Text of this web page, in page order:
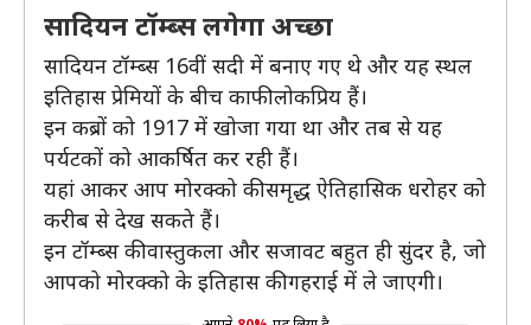
सादियन टॉम्ब्स लगेगा अच्छा
सादियन टॉम्ब्स 16वीं सदी में बनाए गए थे और यह स्थल
इतिहास प्रेमियों के बीच काफी लोकप्रिय हैं।
इन कब्रों को 1917 में खोजा गया था और तब से यह
पर्यटकों को आकर्षित कर रही हैं।
यहां आकर आप मोरक्को की समृद्ध ऐतिहासिक धरोहर को
करीब से देख सकते हैं।
इन टॉम्ब्स की वास्तुकला और सजावट बहुत ही सुंदर है, जो
आपको मोरक्को के इतिहास की गहराई में ले जाएगी।